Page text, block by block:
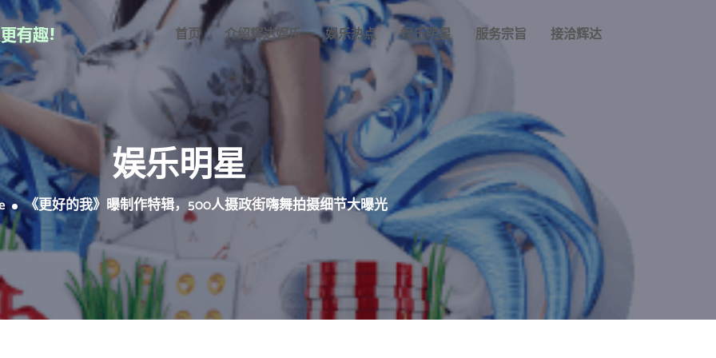
首页 介绍辉达娱乐 娱乐热点 娱乐明星 服务宗旨 接洽辉达
娱乐明星
《更好的我》曝制作特辑，500人摄政街嗨舞拍摄细节大曝光